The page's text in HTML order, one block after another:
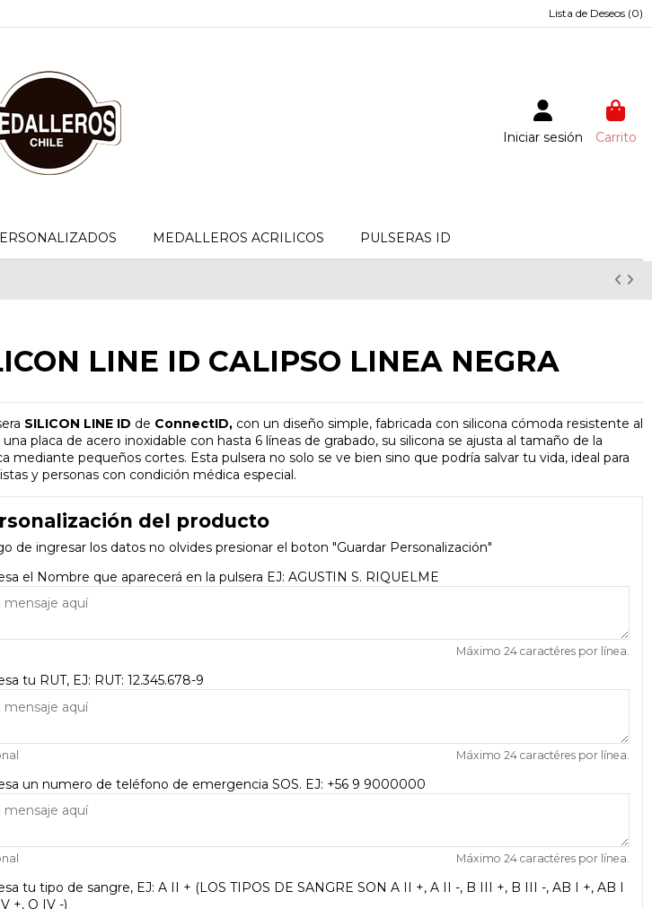
Lista de Deseos (0)
Iniciar sesión Carrito
MEDALLEROS ACRILICOS PULSERAS ID
LINE ID CALIPSO LINEA NEGRA
SILICON LINE ID de ConnectID,con un diseño simple, fabricada con silicona cómoda resistente al
una placa de acero inoxidable con hasta 6 líneas de grabado, su silicona se ajusta al tamaño de la
mediante pequeños cortes. Esta pulsera no solo se ve bien sino que podría salvar tu vida, ideal para
y personas con condición médica especial.
del producto
de ingresar los datos no olvides presionar el boton "Guardar Personalización"
el Nombre que aparecerá en la pulsera EJ: AGUSTIN S. RIQUELME
Máximo 24 caractéres por línea.
tu RUT, EJ: RUT: 12.345.678-9
Máximo 24 caractéres por línea.
un numero de teléfono de emergencia SOS. EJ: +56 9 9000000
Máximo 24 caractéres por línea.
tu tipo de sangre, EJ: A II + (LOS TIPOS DE SANGRE SON A II +, A II -, B III +, B III -, AB I +, AB I
+, O IV -)